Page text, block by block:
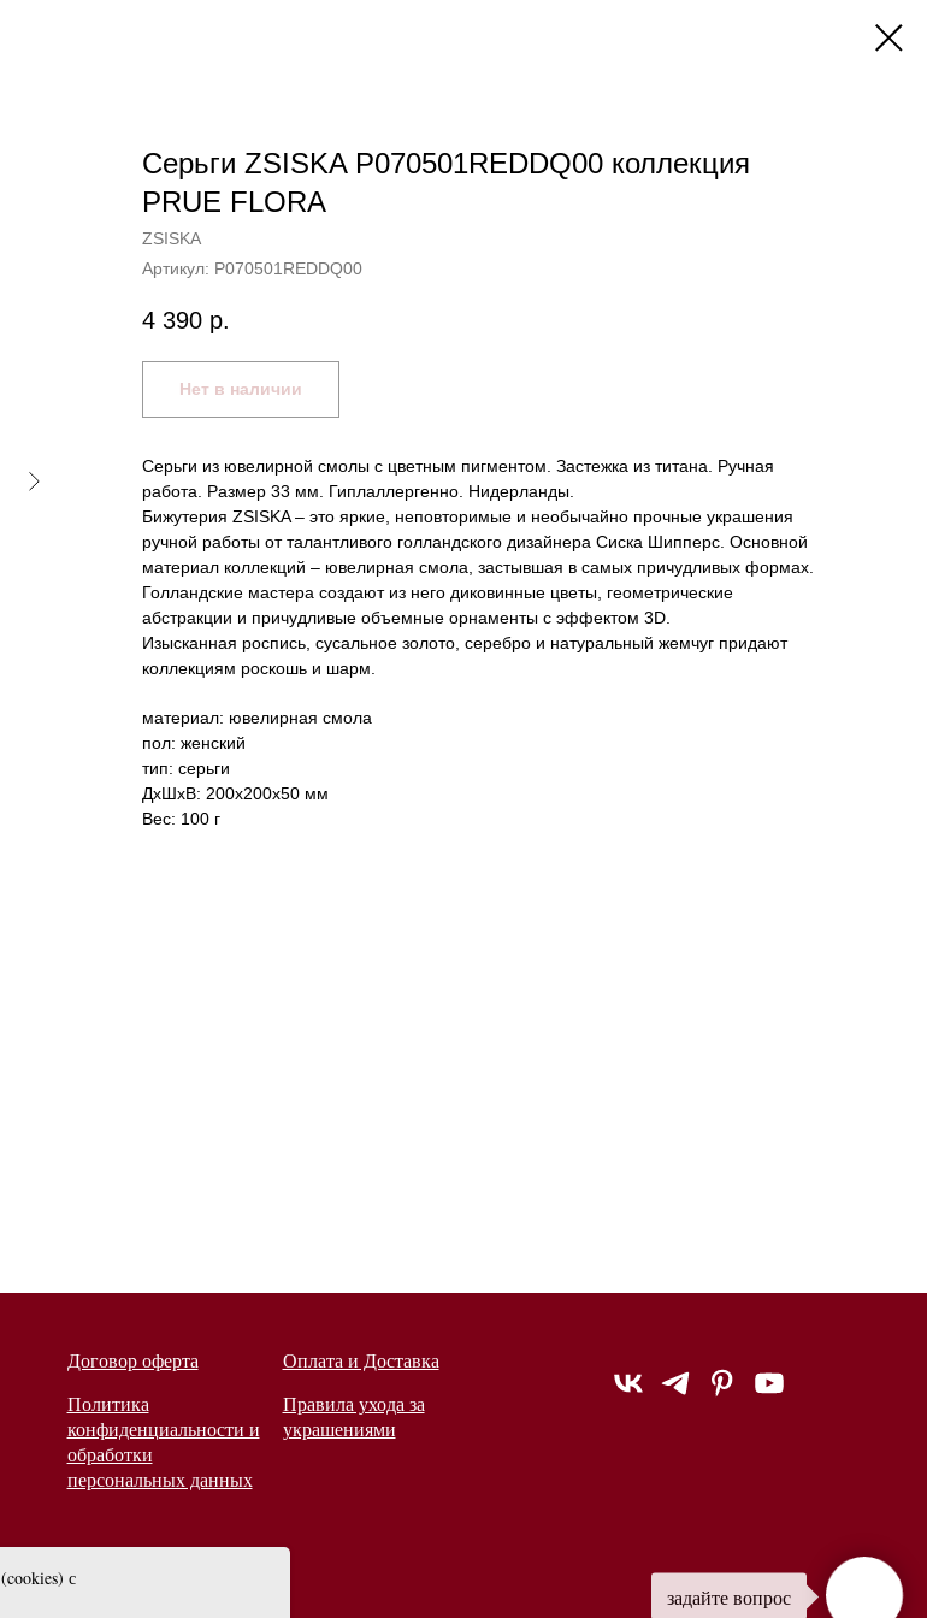
Серьги ZSISKA P070501REDDQ00 коллекция
PRUE FLORA
ZSISKA
Артикул: P070501REDDQ00
4 390 р.
Нет в наличии
Серьги из ювелирной смолы с цветным пигментом. Застежка из титана. Ручная
работа. Размер 33 мм. Гиплаллергенно. Нидерланды.
Бижутерия ZSISKA – это яркие, неповторимые и необычайно прочные украшения
ручной работы от талантливого голландского дизайнера Сиска Шипперс. Основной
материал коллекций – ювелирная смола, застывшая в самых причудливых формах.
Голландские мастера создают из него диковинные цветы, геометрические
абстракции и причудливые объемные орнаменты с эффектом 3D.
Изысканная роспись, сусальное золото, серебро и натуральный жемчуг придают
коллекциям роскошь и шарм.
материал: ювелирная смола
пол: женский
тип: серьги
ДxШxВ: 200x200x50 мм
Вес: 100 г
задайте вопрос
(cookies) с
Договор оферта
Политика
конфиденциальности и
обработки
персональных данных
Оплата и Доставка
Правила ухода за
украшениями